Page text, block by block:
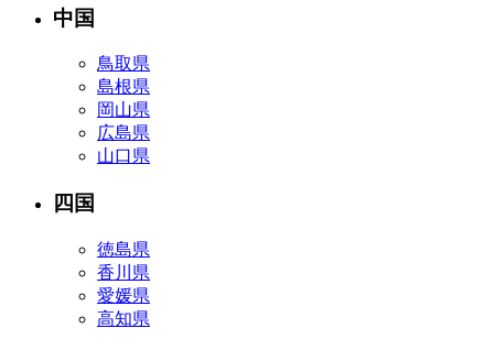
中国
鳥取県
島根県
岡山県
広島県
山口県
四国
徳島県
香川県
愛媛県
高知県